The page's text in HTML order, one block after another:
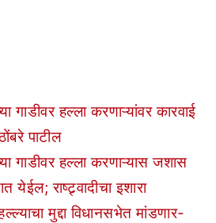
गाडीवर हल्ला करणाऱ्यांवर कारवाई
पाटील
गाडीवर हल्ला करणाऱ्यास जशास
येईल; राष्ट्र्वादीचा इशारा
मुद्दा विधानसभेत मांडणार-